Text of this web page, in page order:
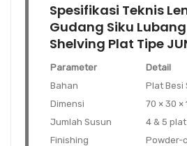
Spesifikasi Teknis
Gudang Siku
Shelving Plat Tipe
Parameter
Detail
Bahan
Plat Besi
Dimensi
70 × 30 ×
Jumlah Susun
4 & 5
Finishing
Powder-